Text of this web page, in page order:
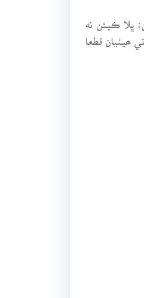
آھن؛ ڀلا ڪيئن نه
ھيٺيان قطعا